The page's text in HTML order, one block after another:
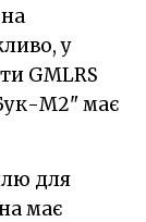
у
GMLRS
М2" має
для
має